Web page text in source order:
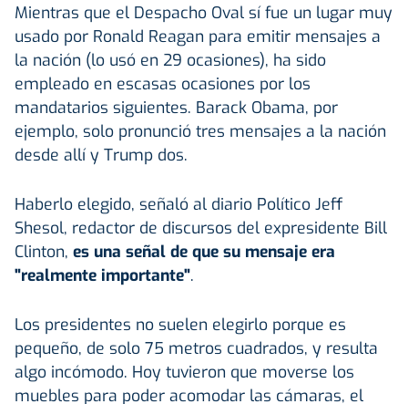
Mientras que el Despacho Oval sí fue un lugar muy
usado por Ronald Reagan para emitir mensajes a
la nación (lo usó en 29 ocasiones), ha sido
empleado en escasas ocasiones por los
mandatarios siguientes. Barack Obama, por
ejemplo, solo pronunció tres mensajes a la nación
desde allí y Trump dos.
Haberlo elegido, señaló al diario Político Jeff
Shesol, redactor de discursos del expresidente Bill
Clinton, es una señal de que su mensaje era
"realmente importante".
Los presidentes no suelen elegirlo porque es
pequeño, de solo 75 metros cuadrados, y resulta
algo incómodo. Hoy tuvieron que moverse los
muebles para poder acomodar las cámaras, el